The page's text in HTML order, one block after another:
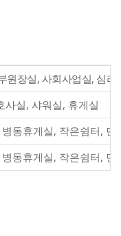
원장실, 사회사업실, 심리
실, 샤워실, 휴게실
동휴게실, 작은쉼터, 면
동휴게실, 작은쉼터, 면